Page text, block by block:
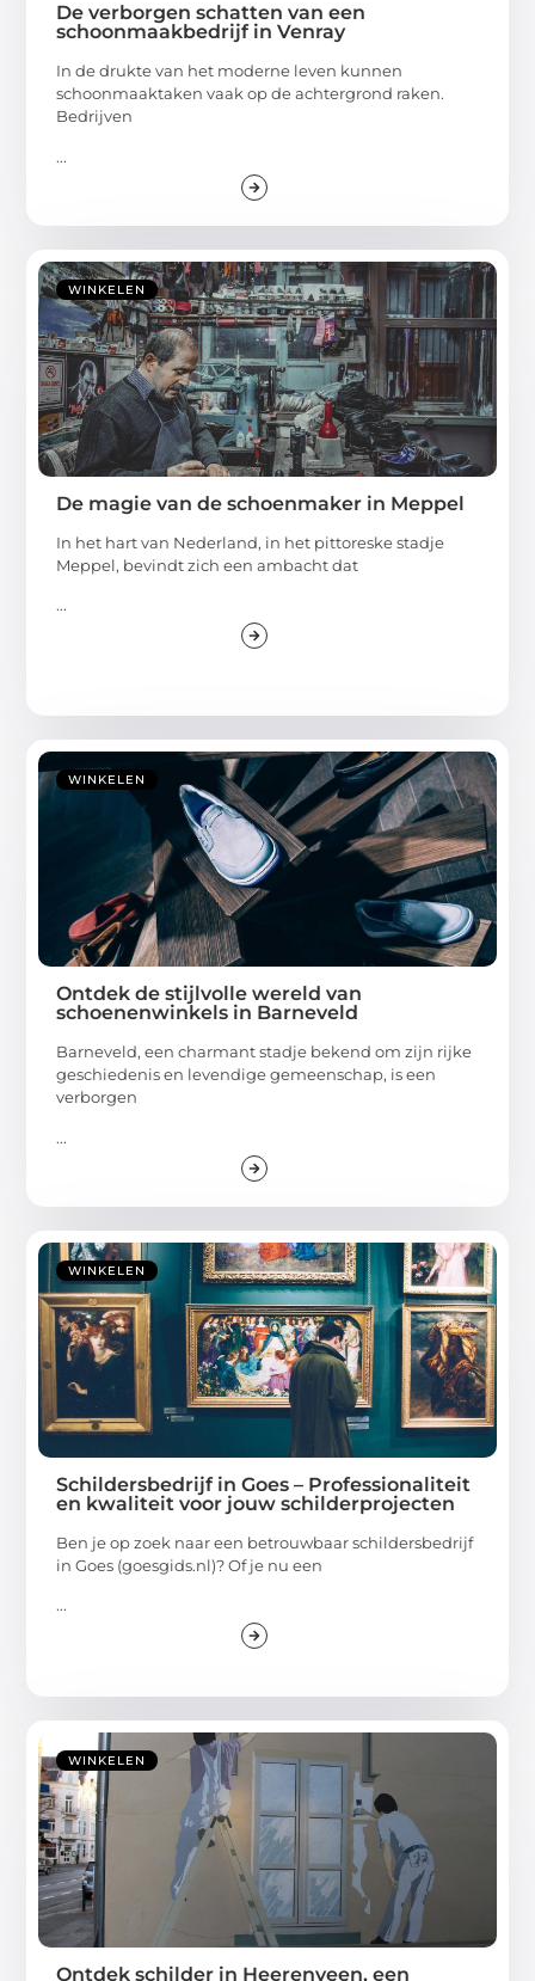
De verborgen schatten van een
schoonmaakbedrijf in Venray
In de drukte van het moderne leven kunnen
schoonmaaktaken vaak op de achtergrond raken.
Bedrijven
...
WINKELEN
De magie van de schoenmaker in Meppel
In het hart van Nederland, in het pittoreske stadje
Meppel, bevindt zich een ambacht dat
...
WINKELEN
Ontdek de stijlvolle wereld van
schoenenwinkels in Barneveld
Barneveld, een charmant stadje bekend om zijn rijke
geschiedenis en levendige gemeenschap, is een
verborgen
...
WINKELEN
Schildersbedrijf in Goes – Professionaliteit
en kwaliteit voor jouw schilderprojecten
Ben je op zoek naar een betrouwbaar schildersbedrijf
in Goes (goesgids.nl)? Of je nu een
...
WINKELEN
Ontdek schilder in Heerenveen, een